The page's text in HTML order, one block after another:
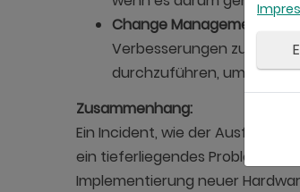
Change Management:
Verbesserungen zu
durchzuführen, um
Zusammenhang:
Ein Incident, wie der Ausfall
ein tieferliegendes Problem,
Implementierung neuer